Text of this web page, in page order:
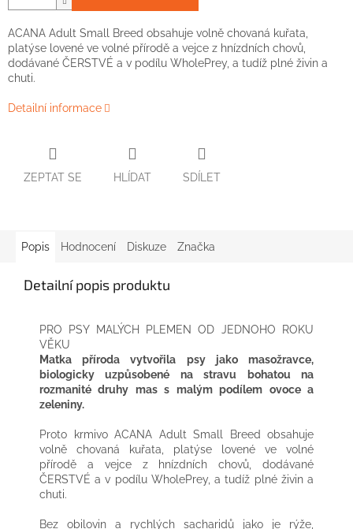
ACANA Adult Small Breed obsahuje volně chovaná kuřata,
platýse lovené ve volné přírodě a vejce z hnízdních chovů,
dodávané ČERSTVÉ a v podílu WholePrey, a tudíž plné živin a
chuti.
Detailní informace
ZEPTAT SE HLÍDAT SDÍLET
Popis Hodnocení Diskuze Značka
Detailní popis produktu
PRO PSY MALÝCH PLEMEN OD JEDNOHO ROKU
VĚKU
Matka příroda vytvořila psy jako masožravce,
biologicky uzpůsobené na stravu bohatou na
rozmanité druhy mas s malým podílem ovoce a
zeleniny.
Proto krmivo ACANA Adult Small Breed obsahuje
volně chovaná kuřata, platýse lovené ve volné
přírodě a vejce z hnízdních chovů, dodávané
ČERSTVÉ a v podílu WholePrey, a tudíž plné živin a
chuti.
Bez obilovin a rychlých sacharidů jako je rýže,